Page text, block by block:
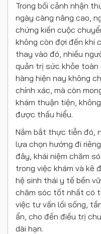
Trong bối cảnh nhận
ngày càng nâng cao,
chứng kiến cuộc
không còn đợi đến khi
thay vào đó, nhiều
quản trị sức khỏe toàn
hàng hiện nay không
chính xác, mà còn
khám thuận tiện,
được thấu hiểu.
Nắm bắt thực tiễn đó,
lựa chọn hướng đi
đây, khái niệm chăm
trong việc khám và kê
hệ sinh thái y tế bền
chăm sóc tốt nhất có
việc tư vấn lối sống,
ẩn, cho đến điều trị
dài hạn.